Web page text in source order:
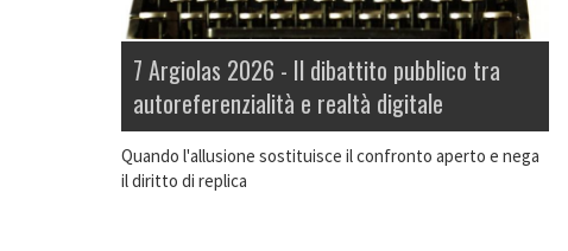
7 Argiolas 2026 - Il dibattito pubblico tra
autoreferenzialità e realtà digitale
Quando l'allusione sostituisce il confronto aperto e nega
il diritto di replica